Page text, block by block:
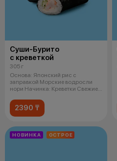
Суши-Бурито
с креветкой
305 г
Основа: Японский рис с
заправкой Морские водросли
нори Начинка: Креветки Свежие
2390 ₸
НОВИНКА ОСТРОЕ